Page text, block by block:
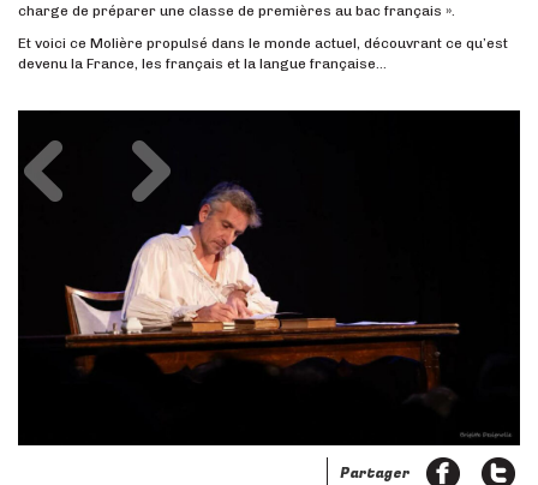
charge de préparer une classe de premières au bac français ».
Et voici ce Molière propulsé dans le monde actuel, découvrant ce qu’est
devenu la France, les français et la langue française…
Partager